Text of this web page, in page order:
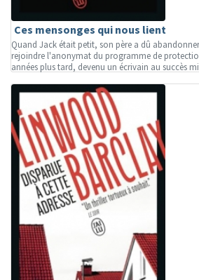
Ces mensonges qui nous lient
Quand Jack était petit, son père a dû
rejoindre l'anonymat du programme de
années plus tard, devenu un écrivain au succès